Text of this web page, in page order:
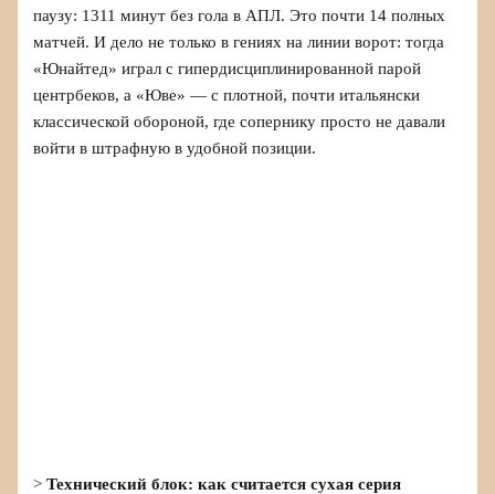
паузу: 1311 минут без гола в АПЛ. Это почти 14 полных
матчей. И дело не только в гениях на линии ворот: тогда
«Юнайтед» играл с гипердисциплинированной парой
центрбеков, а «Юве» — с плотной, почти итальянски
классической обороной, где сопернику просто не давали
войти в штрафную в удобной позиции.
>Технический блок: как считается сухая серия